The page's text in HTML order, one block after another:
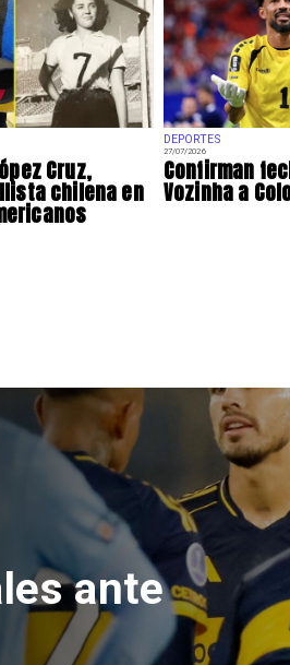
Cruz,
chilena en
DEPORTES
27/07/2026
Confirman
Vozinha a
da
drogas